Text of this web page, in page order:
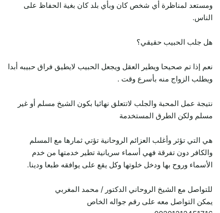
ومستعد لمناظرة أي شخص كان وبأي بلد كان بغية الحفاظ على
الناس.
هل جلب الحبيب حقيقي؟
نعم إذا تم صحيحا ويطير العقل ويجعل الحبيب لايطيق فراق حبيبه أبدا
ويطلب الزواج منه بأسرع وقت .
نتيجة عمل المحبة والجلب لاتتعلق نهائيا بكون الشيخ مسلم أو غير
مسلم ولكن الطرق المستخدمة
هي التي تؤثر وأغلب العزائم الروحانية تؤتي ثمارها مع المسلم
والكافر دون تفرقة فهي أسماء سريانية تطير خدمتها من خدم
الأسماء وروح بها ودخل خلوتها وكل يقع على يوافقه طبعا ودينا.
للتواصل مع الشيخ الروحاني الدكتور / محمد المغربي
يمكن التواصل معه على رقم جواله الخاص